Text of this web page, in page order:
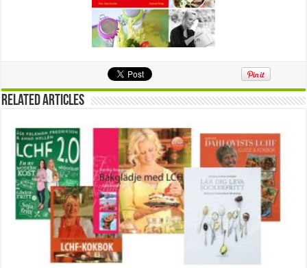
Related Articles